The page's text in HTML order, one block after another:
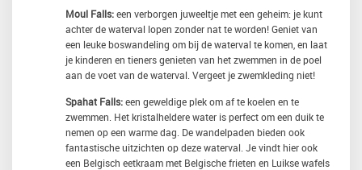
Moul Falls:een verborgen juweeltje met een geheim: je kunt
achter de waterval lopen zonder nat te worden! Geniet van
een leuke boswandeling om bij de waterval te komen, en laat
je kinderen en tieners genieten van het zwemmen in de poel
aan de voet van de waterval. Vergeet je zwemkleding niet!
Spahat Falls:een geweldige plek om af te koelen en te
zwemmen. Het kristalheldere water is perfect om een duik te
nemen op een warme dag. De wandelpaden bieden ook
fantastische uitzichten op deze waterval. Je vindt hier ook
een Belgisch eetkraam met Belgische frieten en Luikse wafels